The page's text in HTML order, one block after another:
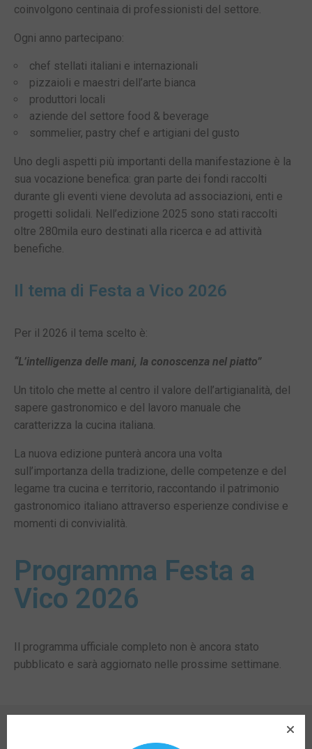
coinvolgono centinaia di professionisti del settore.
Ogni anno partecipano:
chef stellati italiani e internazionali
pizzaioli e maestri dell’arte bianca
produttori locali
aziende del settore food & beverage
sommelier, pastry chef e artigiani del gusto
Uno degli aspetti più importanti della manifestazione è la
sua vocazione benefica: gran parte dei fondi raccolti
durante gli eventi viene devoluta ad associazioni, enti e
progetti solidali. Nell’edizione 2025 sono stati raccolti
oltre 280mila euro destinati alla ricerca e ad attività
benefiche.
Il tema di Festa a Vico 2026
Per il 2026 il tema scelto è:
“L’intelligenza delle mani, la conoscenza nel piatto”
Un titolo che mette al centro il valore dell’artigianalità, del
sapere gastronomico e del lavoro manuale che
caratterizza la cucina italiana.
La nuova edizione punterà ancora una volta
sull’importanza della tradizione, delle competenze e del
legame tra cucina e territorio, raccontando il patrimonio
gastronomico italiano attraverso esperienze condivise e
momenti di convivialità.
Programma Festa a
Vico 2026
Il programma ufficiale completo non è ancora stato
pubblicato e sarà aggiornato nelle prossime settimane.